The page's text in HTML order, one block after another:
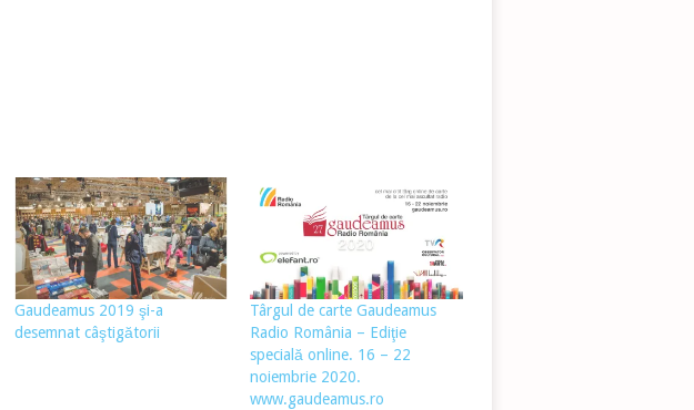
Gaudeamus 2019 şi-a
desemnat câştigătorii
Târgul de carte Gaudeamus
Radio România – Ediţie
specială online. 16 – 22
noiembrie 2020.
www.gaudeamus.ro